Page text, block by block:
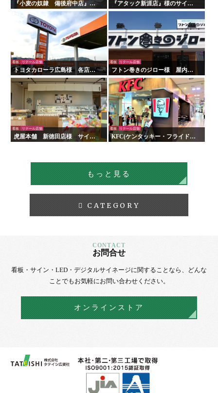
『小麦の奴隷 備後府中店』様
の壁面看板の施工を行いまし
『アタック新涯店』様のサイン
施工を行いました！
看板 リテール店舗
トヨタカローラ広島様 各店舗
サイン工事
看板 リテール店舗
フトン巻きのジロー様 屋内外
看板・サイン
看板 リテール店舗
虎屋本舗 新徳田店様 サイン
製作施工
看板 リテール店舗
KFC(ケンタッキー・フライド・
チキン)様 看板・サイン
もっと見る
CATEGORY
お問合せ
看板・サイン・LED・デジタルサイネージに関することなら、
どんな
ことでもお気軽にお問い合わせください。
オンラインストア